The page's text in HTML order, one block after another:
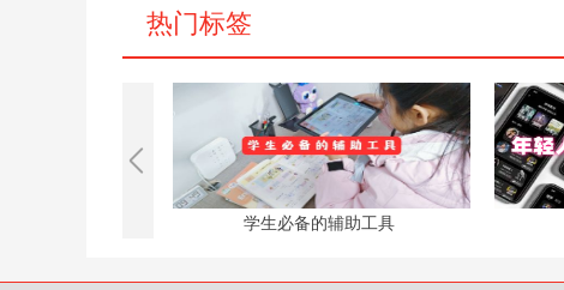
户查找喜欢的内容。软件还内置“一起听”、“一起打卡”、“自习
室”、“众乐房”等创新功能，让音乐享受有更多不一样的玩法。
热门标签
学生必备的辅助工具